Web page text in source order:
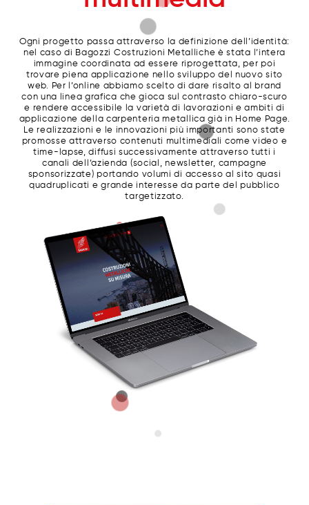
Ogni progetto passa attraverso la definizione dell’identità:
nel caso di Bagozzi Costruzioni Metalliche è stata l’intera
immagine coordinata ad essere riprogettata, per poi
trovare piena applicazione nello sviluppo del nuovo sito
web. Per l’online abbiamo scelto di dare risalto al brand
con una linea grafica che gioca sul contrasto chiaro-scuro
e rendere accessibile la varietà di lavorazioni e ambiti di
applicazione della carpenteria metallica già in Home Page.
Le realizzazioni e le innovazioni più importanti sono state
promosse attraverso contenuti multimediali come video e
time-lapse, diffusi successivamente attraverso tutti i
canali dell’azienda (social, newsletter, campagne
sponsorizzate) portando volumi di accesso al sito quasi
quadruplicati e grande interesse da parte del pubblico
targetizzato.